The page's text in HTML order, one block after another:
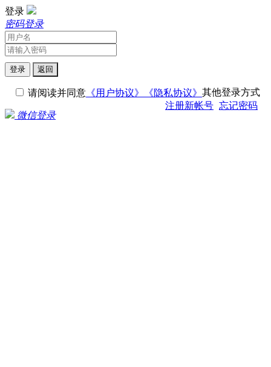
登录
密码登录
登录 返回
请阅读并同意 《用户协议》
《隐私协议》
注册新帐号 忘记密码
其他登录方式
微信登录